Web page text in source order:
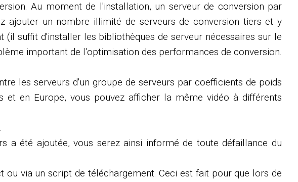
Au moment de l'installation, un serveur de conversion par
ajouter un nombre illimité de serveurs de conversion tiers et y
suffit d'installer les bibliothèques de serveur nécessaires sur le
important de l’optimisation des performances de conversion.
les serveurs d'un groupe de serveurs par coefficients de poids
et en Europe, vous pouvez afficher la même vidéo à différents
a été ajoutée, vous serez ainsi informé de toute défaillance du
via un script de téléchargement. Ceci est fait pour que lors de